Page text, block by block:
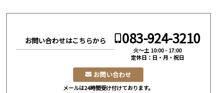
お問い合わせはこちらから 083-924-3210
火～土 10:00 - 17:00
定休日：日・月・祝日
お問い合わせ
メールは24時間受け付けております。